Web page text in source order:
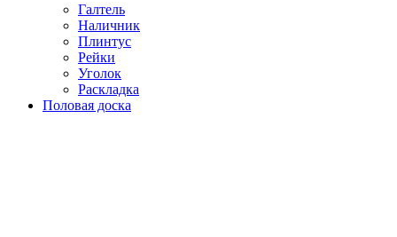
Галтель
Наличник
Плинтус
Рейки
Уголок
Раскладка
Половая доска